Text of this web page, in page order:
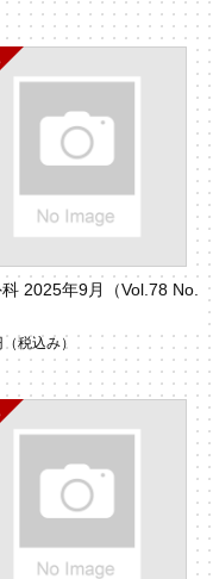
2025年9月（Vol.78 No.
（税込み）